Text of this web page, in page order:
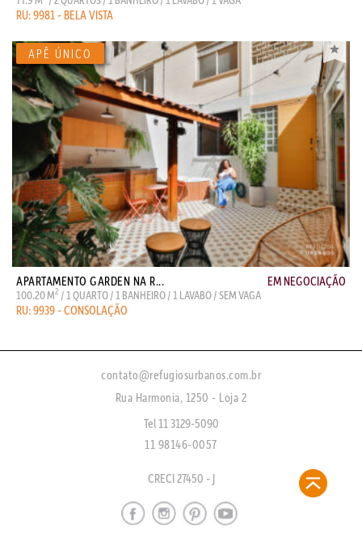
RU: 9981 - BELA VISTA
APARTAMENTO GARDEN NA R... EM NEGOCIAÇÃO
100.20 M2 / 1 QUARTO / 1 BANHEIRO / 1 LAVABO / SEM VAGA
RU: 9939 - CONSOLAÇÃO
contato@refugiosurbanos.com.br
Rua Harmonia, 1250 - Loja 2
Tel 11 3129-5090
11 98146-0057
CRECI 27450 - J